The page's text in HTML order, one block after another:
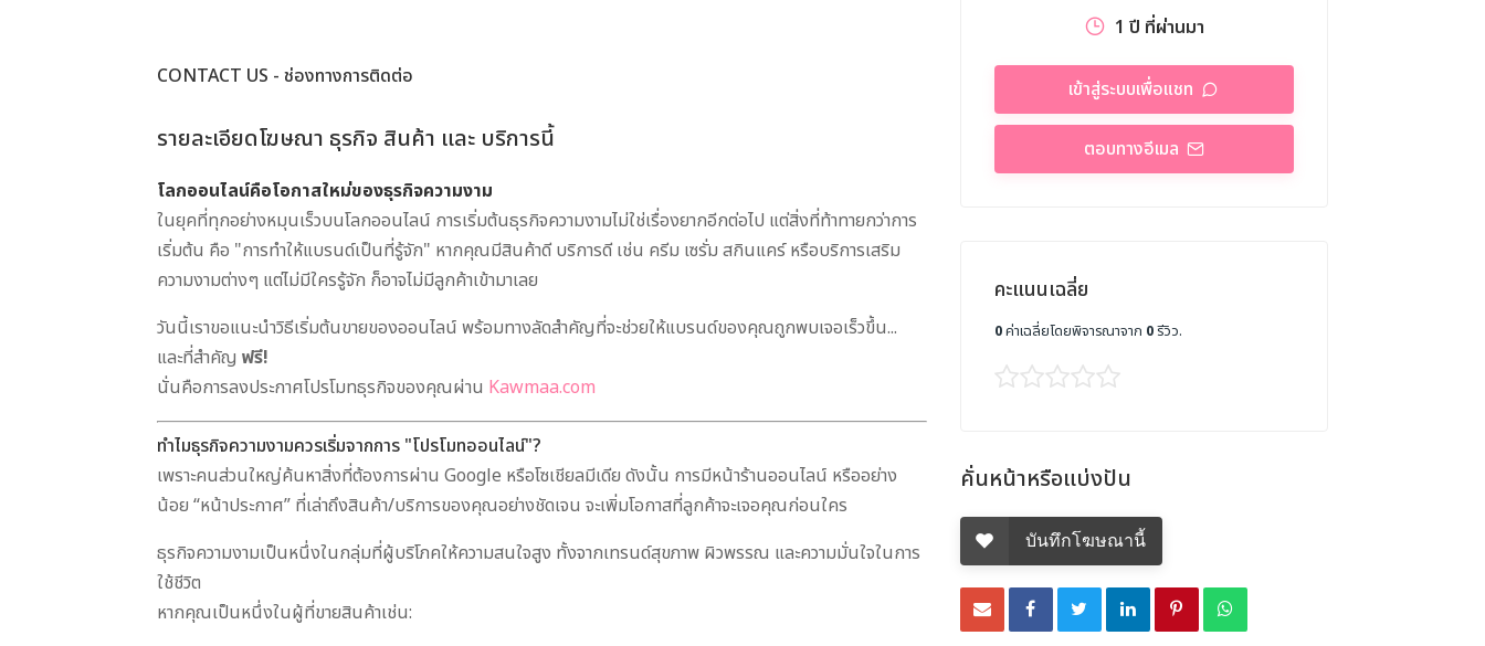
CONTACT US - ช่องทางการติดต่อ
รายละเอียดโฆษณา ธุรกิจ สินค้า และ บริการนี้
โลกออนไลน์คือโอกาสใหม่ของธุรกิจความงาม
ในยุคที่ทุกอย่างหมุนเร็วบนโลกออนไลน์ การเริ่มต้นธุรกิจความงามไม่ใช่เรื่องยากอีกต่อไป แต่สิ่งที่ท้าทายกว่าการ
เริ่มต้น คือ "การทำให้แบรนด์เป็นที่รู้จัก" หากคุณมีสินค้าดี บริการดี เช่น ครีม เซรั่ม สกินแคร์ หรือบริการเสริม
ความงามต่างๆ แต่ไม่มีใครรู้จัก ก็อาจไม่มีลูกค้าเข้ามาเลย
วันนี้เราขอแนะนำวิธีเริ่มต้นขายของออนไลน์ พร้อมทางลัดสำคัญที่จะช่วยให้แบรนด์ของคุณถูกพบเจอเร็วขึ้น...
และที่สำคัญ ฟรี!
นั่นคือการลงประกาศโปรโมทธุรกิจของคุณผ่าน Kawmaa.com
ทำไมธุรกิจความงามควรเริ่มจากการ "โปรโมทออนไลน์"?
เพราะคนส่วนใหญ่ค้นหาสิ่งที่ต้องการผ่าน Google หรือโซเชียลมีเดีย ดังนั้น การมีหน้าร้านออนไลน์ หรืออย่าง
น้อย “หน้าประกาศ” ที่เล่าถึงสินค้า/บริการของคุณอย่างชัดเจน จะเพิ่มโอกาสที่ลูกค้าจะเจอคุณก่อนใคร
ธุรกิจความงามเป็นหนึ่งในกลุ่มที่ผู้บริโภคให้ความสนใจสูง ทั้งจากเทรนด์สุขภาพ ผิวพรรณ และความมั่นใจในการ
ใช้ชีวิต
หากคุณเป็นหนึ่งในผู้ที่ขายสินค้าเช่น:
1 ปี ที่ผ่านมา
เข้าสู่ระบบเพื่อแชท
ตอบทางอีเมล
คะแนนเฉลี่ย
0ค่าเฉลี่ยโดยพิจารณาจาก 0รีวิว.
คั่นหน้าหรือแบ่งปัน
บันทึกโฆษณานี้